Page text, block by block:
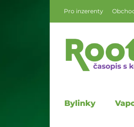
Pro inzerenty
Bylinky